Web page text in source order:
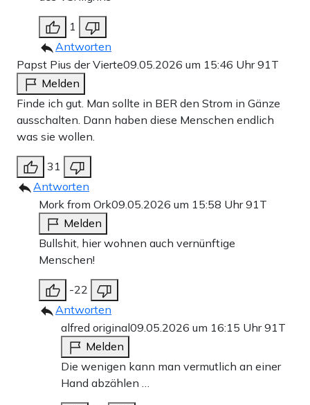
1
Antworten
Papst Pius der Vierte09.05.2026 um 15:46 Uhr91T
Melden
Finde ich gut. Man sollte in BER den Strom in Gänze
ausschalten. Dann haben diese Menschen endlich
was sie wollen.
31
Antworten
Mork from Ork09.05.2026 um 15:58 Uhr91T
Melden
Bullshit, hier wohnen auch vernünftige
Menschen!
-22
Antworten
alfred original09.05.2026 um 16:15 Uhr91T
Melden
Die wenigen kann man vermutlich an einer
Hand abzählen …